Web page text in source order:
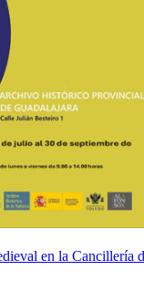
en la Cancillería